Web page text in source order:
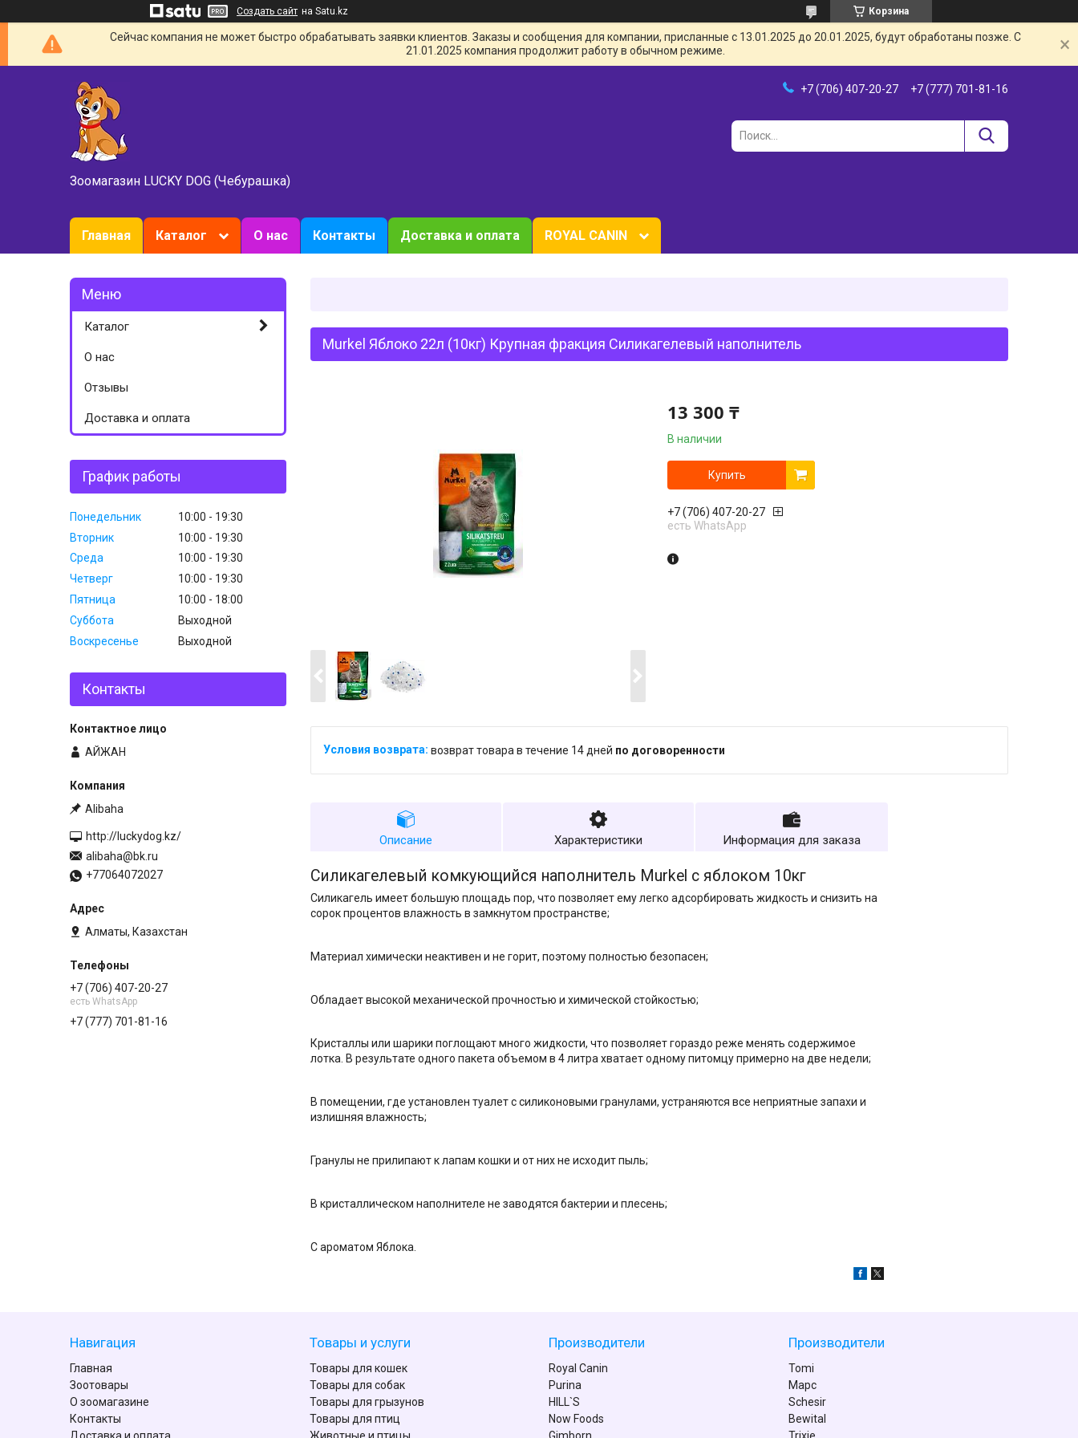
Создать сайт на Satu.kz Корзина
Сейчас компания не может быстро обрабатывать заявки клиентов. Заказы и сообщения для компании, присланные с 13.01.2025 до 20.01.2025, будут обработаны позже. С
21.01.2025 компания продолжит работу в обычном режиме.
Зоомагазин LUCKY DOG (Чебурашка)
+7 (706) 407-20-27 +7 (777) 701-81-16
Главная Каталог О нас Контакты Доставка и оплата ROYAL CANIN
Murkel Яблоко 22л (10кг) Крупная фракция Силикагелевый наполнитель
13 300 ₸
В наличии
Купить
+7 (706) 407-20-27
есть WhatsApp
возврат товара в течение 14 дней по договоренности
Описание Характеристики Информация для заказа
Силикагелевый комкующийся наполнитель Murkel с яблоком 10кг
Силикагель имеет большую площадь пор, что позволяет ему легко адсорбировать жидкость и снизить на
сорок процентов влажность в замкнутом пространстве;
Материал химически неактивен и не горит, поэтому полностью безопасен;
Обладает высокой механической прочностью и химической стойкостью;
Кристаллы или шарики поглощают много жидкости, что позволяет гораздо реже менять содержимое
лотка. В результате одного пакета объемом в 4 литра хватает одному питомцу примерно на две недели;
В помещении, где установлен туалет с силиконовыми гранулами, устраняются все неприятные запахи и
излишняя влажность;
Гранулы не прилипают к лапам кошки и от них не исходит пыль;
В кристаллическом наполнителе не заводятся бактерии и плесень;
С ароматом Яблока.
Каталог
О нас
Отзывы
Доставка и оплата
График работы
Понедельник 10:00
19:30
Вторник
10:00
19:30
Среда
10:00
19:30
Четверг
10:00
19:30
Пятница
10:00
18:00
Суббота
Выходной
Воскресенье
Выходной
Контакты
АЙЖАН
Alibaha
http://luckydog.kz/
alibaha@bk.ru
+77064072027
Алматы, Казахстан
+7 (706) 407-20-27
есть WhatsApp
+7 (777) 701-81-16
Навигация
Главная
Зоотовары
О зоомагазине
Контакты
Доставка и оплата
Товары и услуги
Товары для кошек
Товары для собак
Товары для грызунов
Товары для птиц
Животные и птицы
Производители
Royal Canin
Purina
HILL`S
Now Foods
Gimborn
Производители
Tomi
Марс
Schesir
Bewital
Trixie